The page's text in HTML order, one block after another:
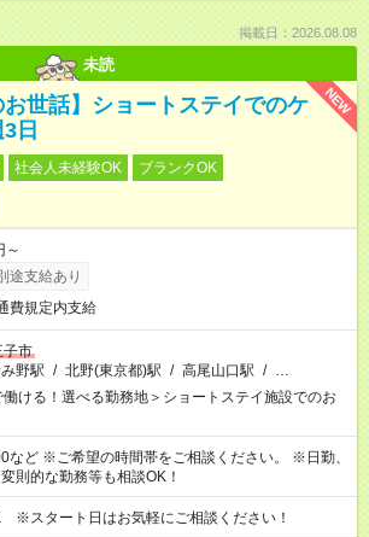
掲載日：2026.08.08
未読
NEW
お世話】ショートステイでのケ
日
社会人未経験OK
ブランクOK
～
途支給あり
費規定内支給
子市
野駅 / 北野(東京都)駅 / 高尾山口駅 / …
働ける！選べる勤務地＞ショートステイ施設でのお
など ※ご希望の時間帯をご相談ください。 ※日勤、
則的な勤務等も相談OK！
※スタート日はお気軽にご相談ください！